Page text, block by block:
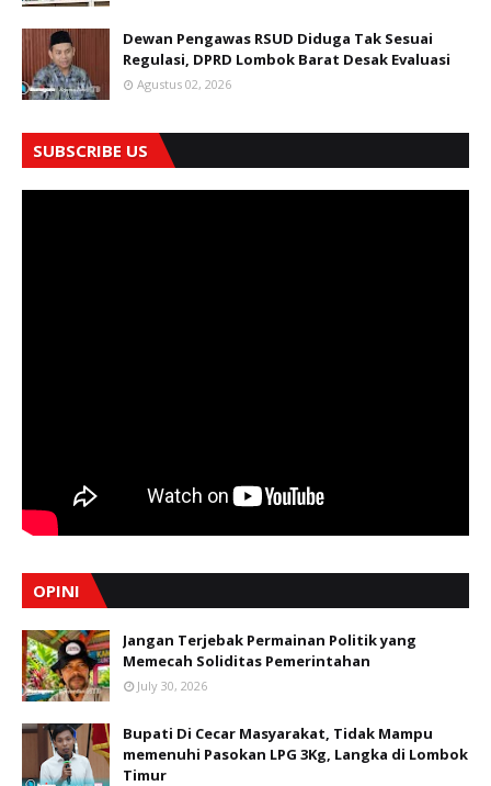
Dewan Pengawas RSUD Diduga Tak Sesuai
Regulasi, DPRD Lombok Barat Desak Evaluasi
Agustus 02, 2026
SUBSCRIBE US
OPINI
Jangan Terjebak Permainan Politik yang
Memecah Soliditas Pemerintahan
July 30, 2026
Bupati Di Cecar Masyarakat, Tidak Mampu
memenuhi Pasokan LPG 3Kg, Langka di Lombok
Timur